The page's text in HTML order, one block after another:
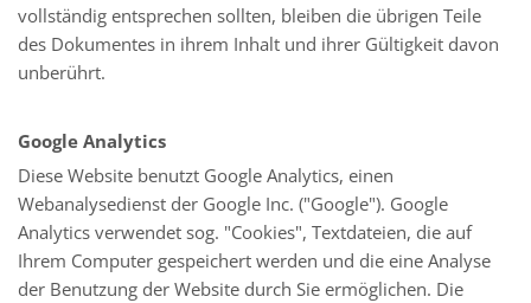
vollständig entsprechen sollten, bleiben die übrigen Teile
des Dokumentes in ihrem Inhalt und ihrer Gültigkeit davon
unberührt.
Google Analytics
Diese Website benutzt Google Analytics, einen
Webanalysedienst der Google Inc. ("Google"). Google
Analytics verwendet sog. "Cookies", Textdateien, die auf
Ihrem Computer gespeichert werden und die eine Analyse
der Benutzung der Website durch Sie ermöglichen. Die